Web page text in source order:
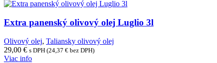
Extra panenský olivový olej Luglio 3l
Olivový olej, Taliansky olivový olej
29,00 € s DPH (24,37 € bez DPH)
Viac info